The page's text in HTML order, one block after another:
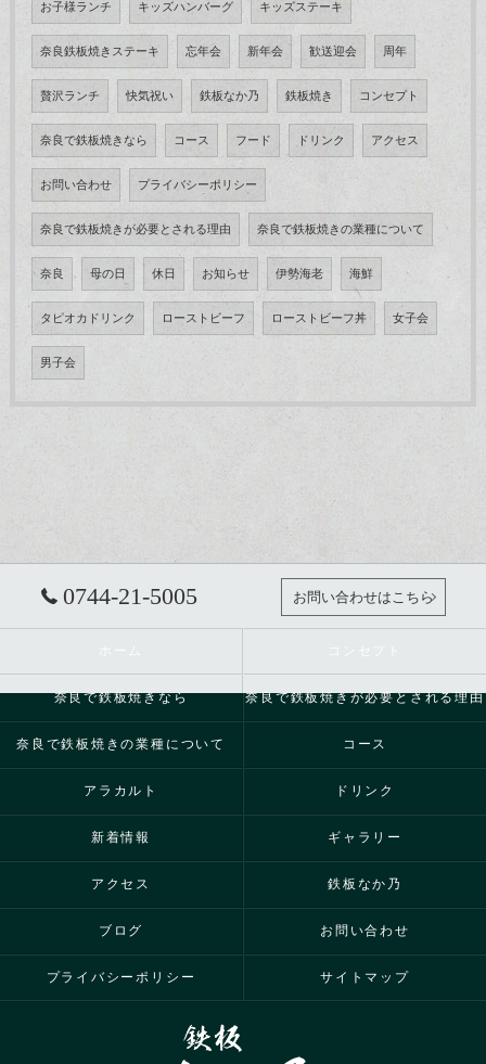
お子様ランチ キッズハンバーグ キッズステーキ
奈良鉄板焼きステーキ 忘年会 新年会 歓送迎会 周年
贅沢ランチ 快気祝い 鉄板なか乃 鉄板焼き コンセプト
奈良で鉄板焼きなら コース フード ドリンク アクセス
お問い合わせ プライバシーポリシー
奈良で鉄板焼きが必要とされる理由 奈良で鉄板焼きの業種について
奈良 母の日 休日 お知らせ 伊勢海老 海鮮
タピオカドリンク ローストビーフ ローストビーフ丼 女子会
男子会
0744-21-5005 お問い合わせはこちら
ホーム
奈良で鉄板焼きなら 奈良で鉄板焼きが必要とされる理由
奈良で鉄板焼きの業種について コース
アラカルト ドリンク
新着情報 ギャラリー
アクセス 鉄板なか乃
ブログ お問い合わせ
プライバシーポリシー サイトマップ